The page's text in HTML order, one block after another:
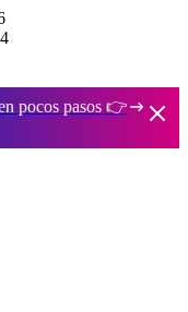
pocos pasos 👉